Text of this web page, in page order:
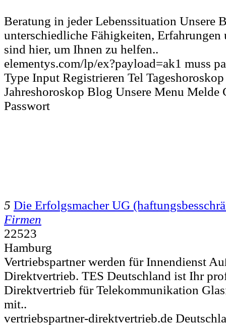
Beratung in jeder Lebenssituation Unsere
unterschiedliche Fähigkeiten, Erfahrungen
sind hier, um Ihnen zu helfen..
elementys.com/lp/ex?payload=ak1 muss
Type Input Registrieren Tel
Jahreshoroskop Blog Unsere Menu Melde
Passwort
5 Die Erfolgsmacher UG
Firmen
22523
Hamburg
Vertriebspartner werden für Innendienst
Direktvertrieb. TES Deutschland ist Ihr
Direktvertrieb für Telekommunikation
mit..
vertriebspartner-direktvertrieb.de